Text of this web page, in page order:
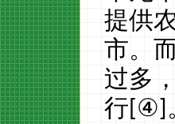
提供
市。
过多
行[④]